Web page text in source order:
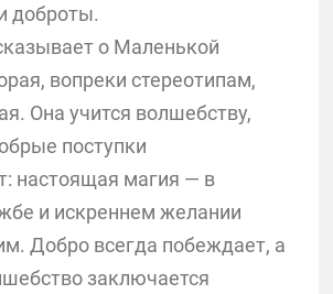
доброты.
о Маленькой
вопреки стереотипам,
Она учится волшебству,
поступки
настоящая магия — в
и искреннем желании
Добро всегда побеждает, а
заключается